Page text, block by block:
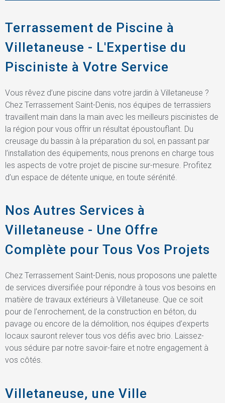
Terrassement de Piscine à
Villetaneuse - L'Expertise du
Pisciniste à Votre Service
Vous rêvez d’une piscine dans votre jardin à Villetaneuse ?
Chez Terrassement Saint-Denis, nos équipes de terrassiers
travaillent main dans la main avec les meilleurs piscinistes de
la région pour vous offrir un résultat époustouflant. Du
creusage du bassin à la préparation du sol, en passant par
l’installation des équipements, nous prenons en charge tous
les aspects de votre projet de piscine sur-mesure. Profitez
d’un espace de détente unique, en toute sérénité.
Nos Autres Services à
Villetaneuse - Une Offre
Complète pour Tous Vos Projets
Chez Terrassement Saint-Denis, nous proposons une palette
de services diversifiée pour répondre à tous vos besoins en
matière de travaux extérieurs à Villetaneuse. Que ce soit
pour de l’enrochement, de la construction en béton, du
pavage ou encore de la démolition, nos équipes d’experts
locaux sauront relever tous vos défis avec brio. Laissez-
vous séduire par notre savoir-faire et notre engagement à
vos côtés.
Villetaneuse, une Ville